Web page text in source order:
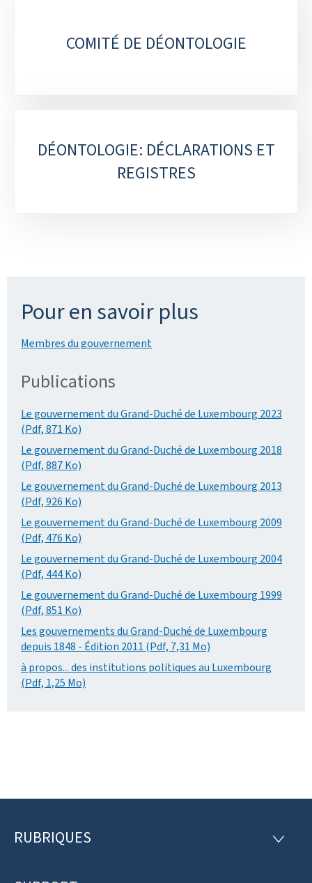
COMITÉ DE DÉONTOLOGIE
DÉONTOLOGIE: DÉCLARATIONS ET
REGISTRES
Pour en savoir plus
Membres du gouvernement
Publications
Le gouvernement du Grand-Duché de Luxembourg 2023
(Pdf, 871 Ko)
Le gouvernement du Grand-Duché de Luxembourg 2018
(Pdf, 887 Ko)
Le gouvernement du Grand-Duché de Luxembourg 2013
(Pdf, 926 Ko)
Le gouvernement du Grand-Duché de Luxembourg 2009
(Pdf, 476 Ko)
Le gouvernement du Grand-Duché de Luxembourg 2004
(Pdf, 444 Ko)
Le gouvernement du Grand-Duché de Luxembourg 1999
(Pdf, 851 Ko)
Les gouvernements du Grand-Duché de Luxembourg
depuis 1848 - Édition 2011 (Pdf, 7,31 Mo)
à propos... des institutions politiques au Luxembourg
(Pdf, 1,25 Mo)
P
RUBRIQUES
R